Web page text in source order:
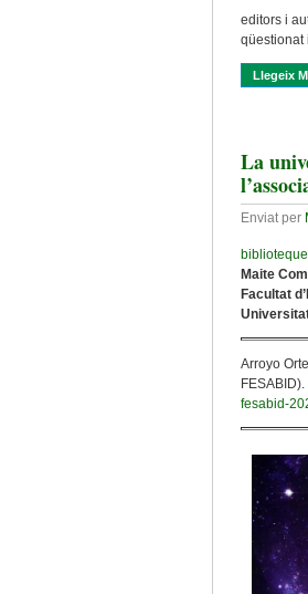
editors i
qüestionat
Llegeix
La
Enviat per
Maite
Facultat
Arroyo
fesabid-